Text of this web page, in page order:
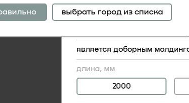
выбрать город из списка
молдинг 6.51.437
является доборным
длина, мм
2000